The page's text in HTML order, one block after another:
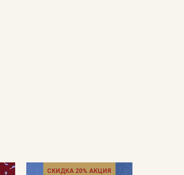
СКИДКА 20% АКЦИЯ